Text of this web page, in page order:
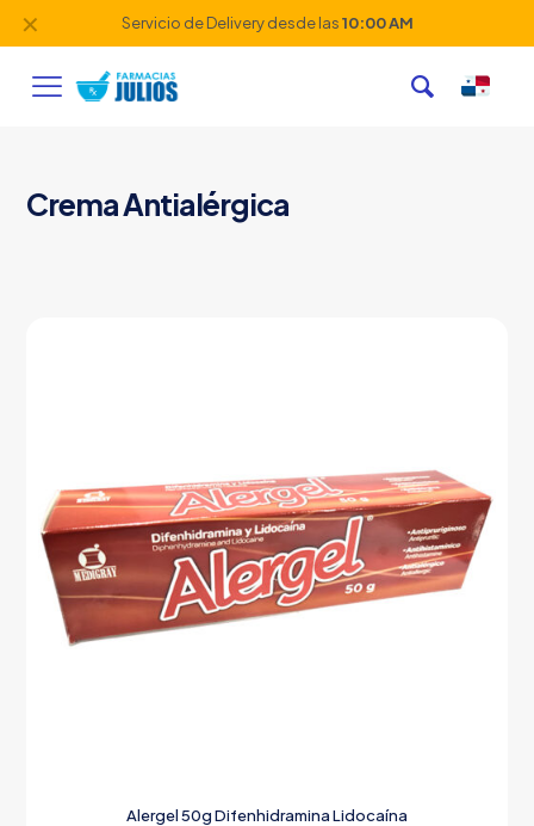
Servicio de Delivery desde las10:00 AM
✕
Crema Antialérgica
Alergel 50g Difenhidramina Lidocaína